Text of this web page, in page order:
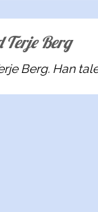
Terje Berg
Berg. Han